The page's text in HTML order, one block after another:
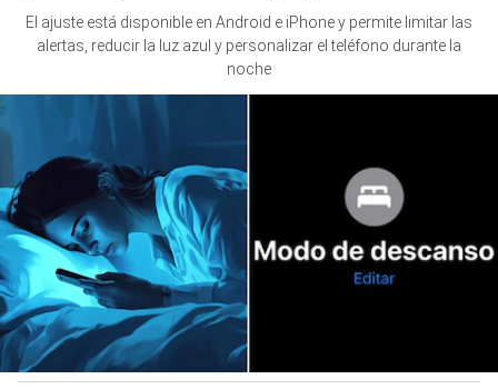
El ajuste está disponible en Android e iPhone y permite limitar las
alertas, reducir la luz azul y personalizar el teléfono durante la
noche